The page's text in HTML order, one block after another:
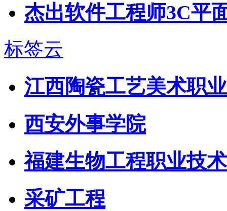
杰出软件工程师3C平
标签云
江西陶瓷工艺美术职
西安外事学院
福建生物工程职业技
采矿工程